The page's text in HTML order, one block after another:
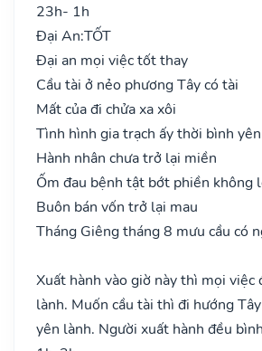
23h- 1h
Đại An:TỐT
Đại an mọi việc tốt thay
Cầu tài ở nẻo phương Tây có tài
Mất của đi chửa xa xôi
Tình hình gia trạch ấy thời bình yên
Hành nhân chưa trở lại miền
Ốm đau bệnh tật bớt phiền không
Buôn bán vốn trở lại mau
Tháng Giêng tháng 8 mưu cầu có
Xuất hành vào giờ này thì mọi việc
lành. Muốn cầu tài thì đi hướng
yên lành. Người xuất hành đều